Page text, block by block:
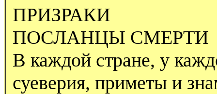
ПРИЗРАКИ
ПОСЛАНЦЫ СМЕРТИ
В каждой стране, у
суеверия, приметы и